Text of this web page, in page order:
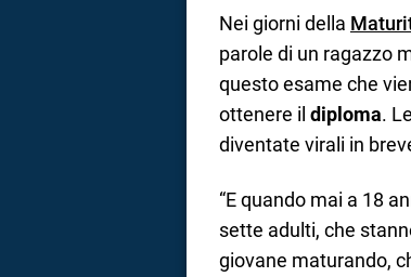
Nei giorni della
parole di un ragazzo
questo esame che
ottenere il diploma.
diventate virali in
“E quando mai a 18
sette adulti, che
giovane maturando,